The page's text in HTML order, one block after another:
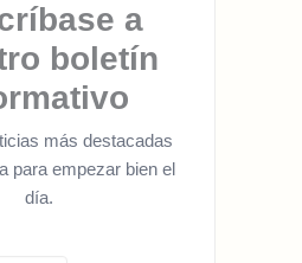
a
boletín
más destacadas
para empezar bien el
día.